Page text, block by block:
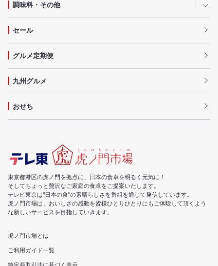
調味料・その他
セール
グルメ定期便
九州グルメ
おせち
東京都港区の虎ノ門を拠点に、日本の食卓を明るく元気に！
そしてちょっと贅沢なご家庭の食卓をご提案いたします。
テレビ東京は"日本の食"の素晴らしさを番組を通じて発信しています。
虎ノ門市場は、おいしさの感動を皆様ひとりひとりにもご体験して頂くよう
な新しいサービスを目指していきます。
虎ノ門市場とは
ご利用ガイド一覧